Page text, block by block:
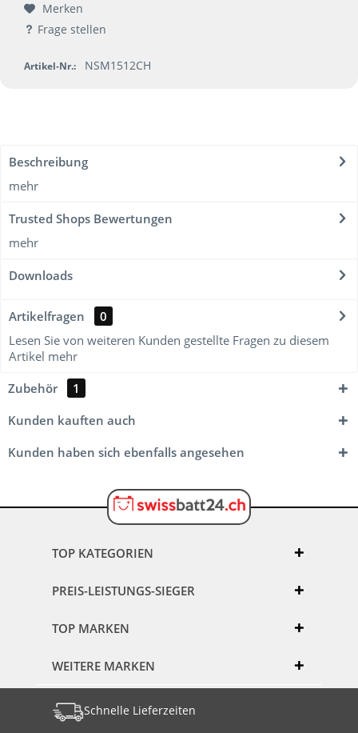
Merken
Frage stellen
Artikel-Nr.: NSM1512CH
Beschreibung
mehr
Trusted Shops Bewertungen
mehr
Downloads
Artikelfragen
0
Lesen Sie von weiteren Kunden gestellte Fragen zu diesem
Artikel mehr
Zubehör
1
Kunden kauften auch
Kunden haben sich ebenfalls angesehen
TOP KATEGORIEN
PREIS-LEISTUNGS-SIEGER
TOP MARKEN
WEITERE MARKEN
Schnelle Lieferzeiten